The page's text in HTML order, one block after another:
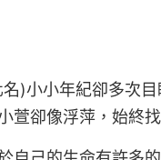
)小小年紀卻多次
萱卻像浮萍，始終